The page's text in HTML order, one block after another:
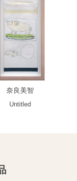
奈良美智
Untitled